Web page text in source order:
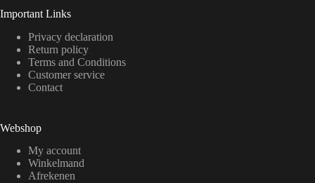
Important Links
Privacy declaration
Return policy
Terms and Conditions
Customer service
Contact
Webshop
My account
Winkelmand
Afrekenen